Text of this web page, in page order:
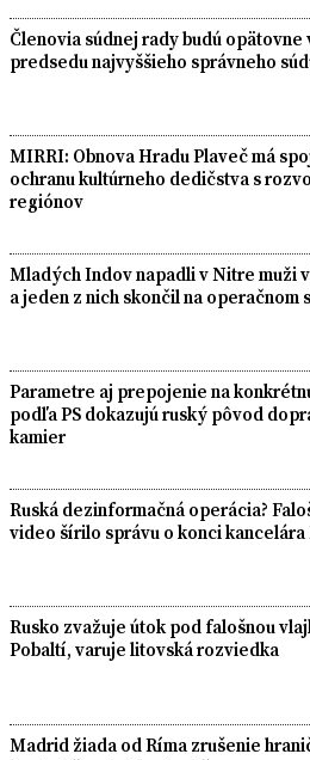
Členovia súdnej rady budú
predsedu najvyššieho správneho
MIRRI: Obnova Hradu Plaveč má
ochranu kultúrneho dedičstva s
regiónov
Mladých Indov napadli v Nitre muži
a jeden z nich skončil na operačnom
Parametre aj prepojenie na
podľa PS dokazujú ruský pôvod
kamier
Ruská dezinformačná operácia?
video šírilo správu o konci
Rusko zvažuje útok pod falošnou
Pobaltí, varuje litovská rozviedka
Madrid žiada od Ríma zrušenie